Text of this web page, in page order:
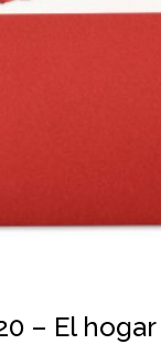
– El